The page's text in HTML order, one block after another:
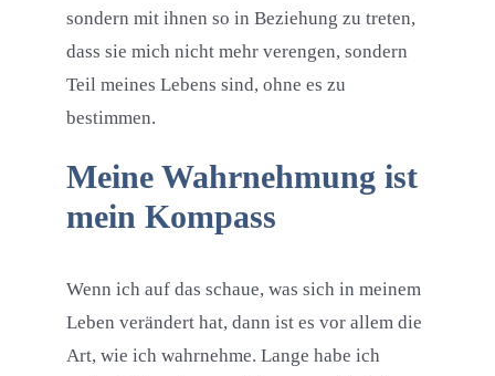
sondern mit ihnen so in Beziehung zu treten,
dass sie mich nicht mehr verengen, sondern
Teil meines Lebens sind, ohne es zu
bestimmen.
Meine Wahrnehmung ist
mein Kompass
Wenn ich auf das schaue, was sich in meinem
Leben verändert hat, dann ist es vor allem die
Art, wie ich wahrnehme. Lange habe ich